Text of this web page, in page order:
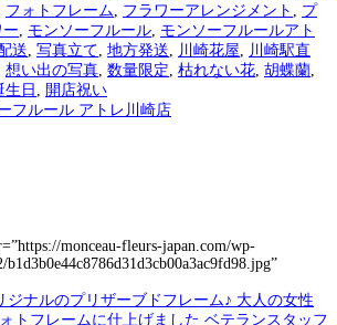
フォトフレーム フラワーアレンジメント
プ
ー
モンソーフルール モンソーフルールアト
送 写真立て 地方発送 川崎花屋
川崎駅直
想い出の写真 数量限定 枯れない花 胡蝶蘭
生日
開店祝い
フルール アトレ川崎店
monceau-fleurs-japan.com/wp-
b1d3b0e44c8786d31d3cb00a3ac9fd98.jpg”